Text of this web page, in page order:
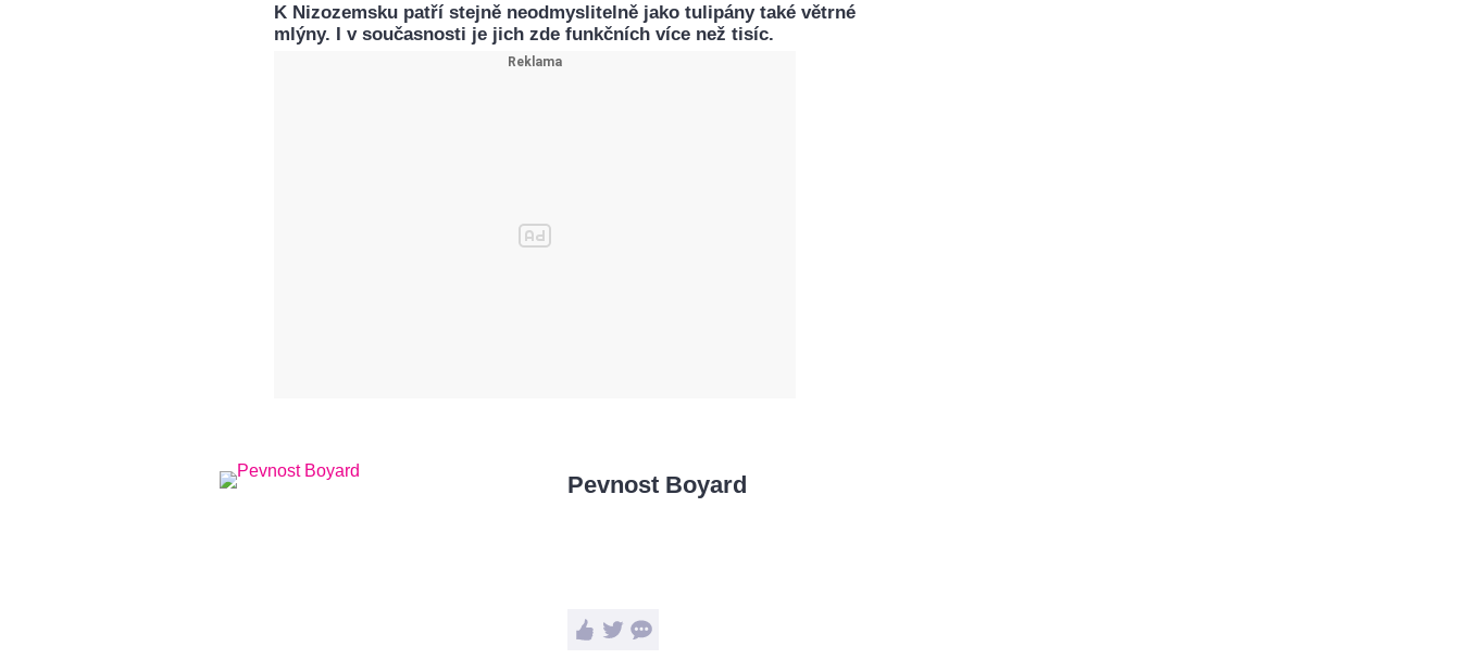
K Nizozemsku patří stejně neodmyslitelně jako tulipány také větrné
mlýny. I v současnosti je jich zde funkčních více než tisíc.
Pevnost Boyard